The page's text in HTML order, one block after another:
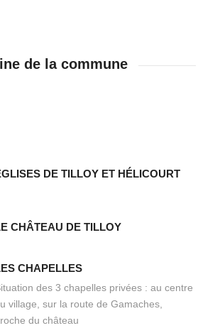
de la commune
DE TILLOY ET HÉLICOURT
CHÂTEAU DE TILLOY
CHAPELLES
des 3 chapelles privées : au centre
village, sur la route de Gamaches,
du château